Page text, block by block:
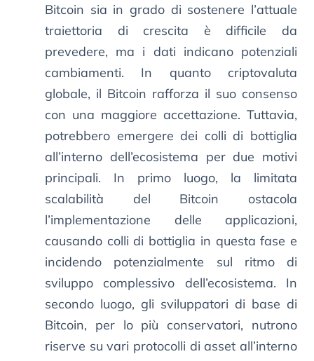
Bitcoin sia in grado di sostenere l’attuale
traiettoria di crescita è difficile da
prevedere, ma i dati indicano potenziali
cambiamenti. In quanto criptovaluta
globale, il Bitcoin rafforza il suo consenso
con una maggiore accettazione. Tuttavia,
potrebbero emergere dei colli di bottiglia
all’interno dell’ecosistema per due motivi
principali. In primo luogo, la limitata
scalabilità del Bitcoin ostacola
l’implementazione delle applicazioni,
causando colli di bottiglia in questa fase e
incidendo potenzialmente sul ritmo di
sviluppo complessivo dell’ecosistema. In
secondo luogo, gli sviluppatori di base di
Bitcoin, per lo più conservatori, nutrono
riserve su vari protocolli di asset all’interno